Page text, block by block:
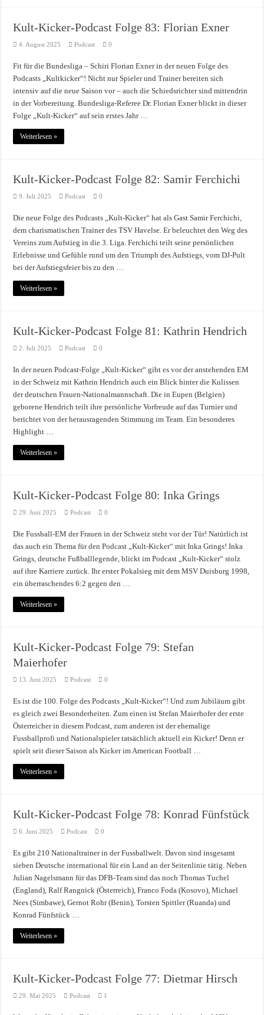
Kult-Kicker-Podcast Folge 83: Florian Exner
4. August 2025 Podcast 0
Fit für die Bundesliga – Schiri Florian Exner in der neuen Folge des
Podcasts „Kultkicker“! Nicht nur Spieler und Trainer bereiten sich
intensiv auf die neue Saison vor – auch die Schiedsrichter sind mittendrin
in der Vorbereitung. Bundesliga-Referee Dr. Florian Exner blickt in dieser
Folge „Kult-Kicker“ auf sein erstes Jahr …
Weiterlesen »
Kult-Kicker-Podcast Folge 82: Samir Ferchichi
9. Juli 2025 Podcast 0
Die neue Folge des Podcasts „Kult-Kicker“ hat als Gast Samir Ferchichi,
dem charismatischen Trainer des TSV Havelse. Er beleuchtet den Weg des
Vereins zum Aufstieg in die 3. Liga. Ferchichi teilt seine persönlichen
Erlebnisse und Gefühle rund um den Triumph des Aufstiegs, vom DJ-Pult
bei der Aufstiegsfeier bis zu den …
Weiterlesen »
Kult-Kicker-Podcast Folge 81: Kathrin Hendrich
2. Juli 2025 Podcast 0
In der neuen Podcast-Folge „Kult-Kicker“ gibt es vor der anstehenden EM
in der Schweiz mit Kathrin Hendrich auch ein Blick hinter die Kulissen
der deutschen Frauen-Nationalmannschaft. Die in Eupen (Belgien)
geborene Hendrich teilt ihre persönliche Vorfreude auf das Turnier und
berichtet von der herausragenden Stimmung im Team. Ein besonderes
Highlight …
Weiterlesen »
Kult-Kicker-Podcast Folge 80: Inka Grings
29. Juni 2025 Podcast 0
Die Fussball-EM der Frauen in der Schweiz steht vor der Tür! Natürlich ist
das auch ein Thema für den Podcast „Kult-Kicker“ mit Inka Grings! Inka
Grings, deutsche Fußballlegende, blickt im Podcast „Kult-Kicker“ stolz
auf ihre Karriere zurück. Ihr erster Pokalsieg mit dem MSV Duisburg 1998,
ein überraschendes 6:2 gegen den …
Weiterlesen »
Kult-Kicker-Podcast Folge 79: Stefan
Maierhofer
13. Juni 2025 Podcast 0
Es ist die 100. Folge des Podcasts „Kult-Kicker“! Und zum Jubiläum gibt
es gleich zwei Besonderheiten. Zum einen ist Stefan Maierhofer der erste
Österreicher in diesem Podcast, zum anderen ist der ehemalige
Fussballprofi und Nationalspieler tatsächlich aktuell ein Kicker! Denn er
spielt seit dieser Saison als Kicker im American Football …
Weiterlesen »
Kult-Kicker-Podcast Folge 78: Konrad Fünfstück
6. Juni 2025 Podcast 0
Es gibt 210 Nationaltrainer in der Fussballwelt. Davon sind insgesamt
sieben Deutsche international für ein Land an der Seitenlinie tätig. Neben
Julian Nagelsmann für das DFB-Team sind das noch Thomas Tuchel
(England), Ralf Rangnick (Österreich), Franco Foda (Kosovo), Michael
Nees (Simbawe), Gernot Rohr (Benin), Torsten Spittler (Ruanda) und
Konrad Fünfstück …
Weiterlesen »
Kult-Kicker-Podcast Folge 77: Dietmar Hirsch
29. Mai 2025 Podcast 1